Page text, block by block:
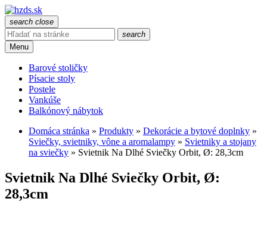
search close
search
Menu
Barové stoličky
Písacie stoly
Postele
Vankúše
Balkónový nábytok
Domáca stránka » Produkty » Dekorácie a bytové doplnky »
Sviečky, svietniky, vône a aromalampy » Svietniky a stojany
na sviečky » Svietnik Na Dlhé Sviečky Orbit, Ø: 28,3cm
Svietnik Na Dlhé Sviečky Orbit, Ø:
28,3cm